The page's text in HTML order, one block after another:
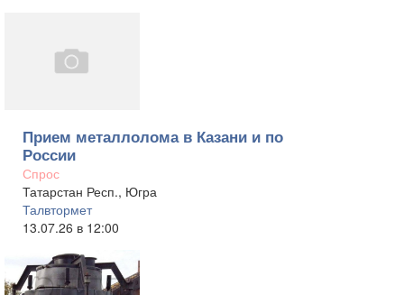
Прием металлолома в Казани и по
России
Спрос
Татарстан Респ., Югра
Талвтормет
13.07.26 в 12:00